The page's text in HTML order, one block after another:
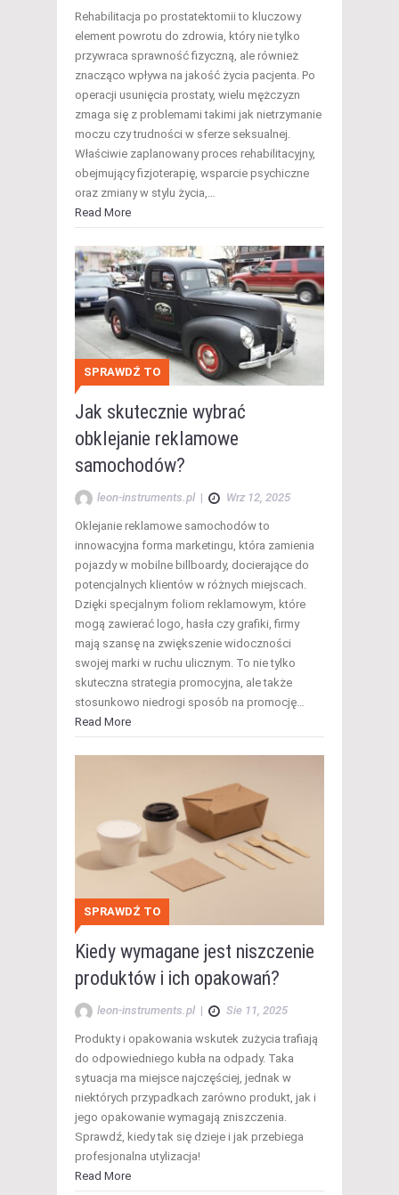
Rehabilitacja po prostatektomii to kluczowy
element powrotu do zdrowia, który nie tylko
przywraca sprawność fizyczną, ale również
znacząco wpływa na jakość życia pacjenta. Po
operacji usunięcia prostaty, wielu mężczyzn
zmaga się z problemami takimi jak nietrzymanie
moczu czy trudności w sferze seksualnej.
Właściwie zaplanowany proces rehabilitacyjny,
obejmujący fizjoterapię, wsparcie psychiczne
oraz zmiany w stylu życia,…
Read More
SPRAWDŹ TO
Jak skutecznie wybrać
obklejanie reklamowe
samochodów?
leon-instruments.pl | Wrz 12, 2025
Oklejanie reklamowe samochodów to
innowacyjna forma marketingu, która zamienia
pojazdy w mobilne billboardy, docierające do
potencjalnych klientów w różnych miejscach.
Dzięki specjalnym foliom reklamowym, które
mogą zawierać logo, hasła czy grafiki, firmy
mają szansę na zwiększenie widoczności
swojej marki w ruchu ulicznym. To nie tylko
skuteczna strategia promocyjna, ale także
stosunkowo niedrogi sposób na promocję…
Read More
SPRAWDŹ TO
Kiedy wymagane jest niszczenie
produktów i ich opakowań?
leon-instruments.pl | Sie 11, 2025
Produkty i opakowania wskutek zużycia trafiają
do odpowiedniego kubła na odpady. Taka
sytuacja ma miejsce najczęściej, jednak w
niektórych przypadkach zarówno produkt, jak i
jego opakowanie wymagają zniszczenia.
Sprawdź, kiedy tak się dzieje i jak przebiega
profesjonalna utylizacja!
Read More